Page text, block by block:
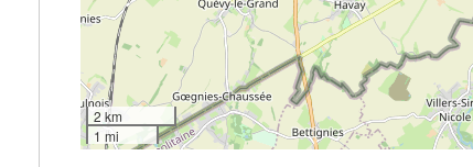
2 km
1 mi